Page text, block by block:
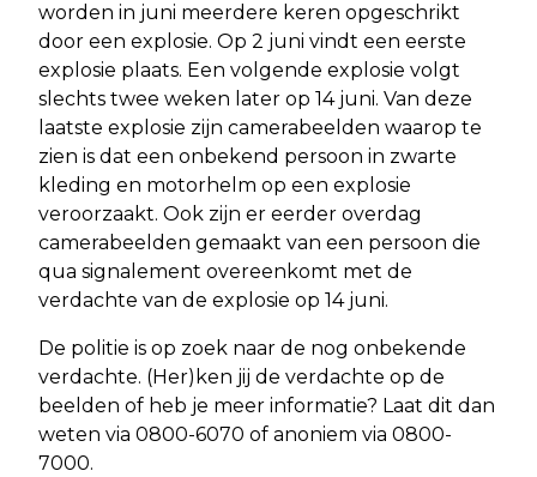
worden in juni meerdere keren opgeschrikt
door een explosie. Op 2 juni vindt een eerste
explosie plaats. Een volgende explosie volgt
slechts twee weken later op 14 juni. Van deze
laatste explosie zijn camerabeelden waarop te
zien is dat een onbekend persoon in zwarte
kleding en motorhelm op een explosie
veroorzaakt. Ook zijn er eerder overdag
camerabeelden gemaakt van een persoon die
qua signalement overeenkomt met de
verdachte van de explosie op 14 juni.
De politie is op zoek naar de nog onbekende
verdachte. (Her)ken jij de verdachte op de
beelden of heb je meer informatie? Laat dit dan
weten via 0800-6070 of anoniem via 0800-
7000.